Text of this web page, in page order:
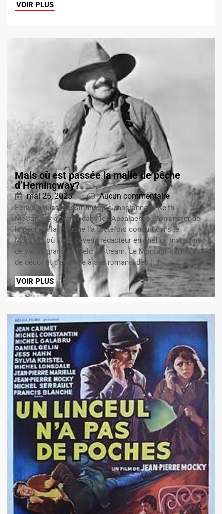
VOIR PLUS
Mais où est passée la malle de pêche
d’Hemingway?
mai 25, 2025 Aucun commentaire
Ecrivain aussi passionné que passionnant, Keith
McCafferty a grandi dans les Appalaches. Son amour de
la pêche à la mouche l’a toutefois conduit dans le
Montana où il est devenu rédacteur en chef du magazine
de vie au grand air Field & Stream. Le Montana sert aussi
de décor et d’ancrage à ses romans, des […]
VOIR PLUS